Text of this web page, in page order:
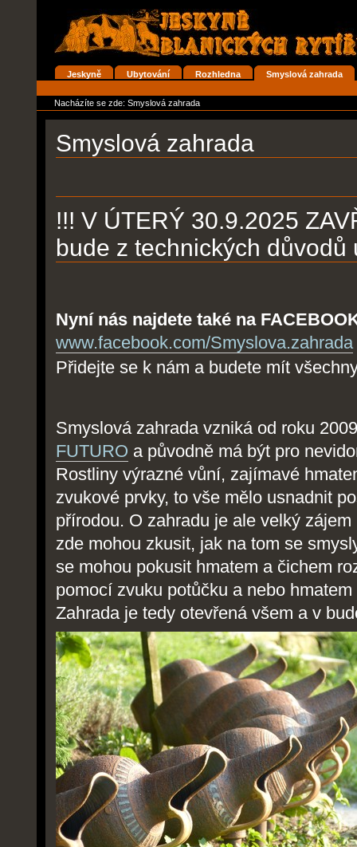
navigaci
Oddíly Jeskyně Ubytování Rozhledna
Smyslová zahrada
nástroje
Nacházíte se zde: Smyslová zahrada
Smyslová zahrada
!!! V ÚTERÝ 30.9.2025
bude z technických důvodů
Nyní nás najdete také na
www.facebook.com/Smyslova.zahrada
Přidejte se k nám a budete mít
Smyslová zahrada vzniká od roku
FUTURO a původně má být pro
Rostliny výrazné vůní, zajímavé
zvukové prvky, to vše mělo usnadnit
přírodou. O zahradu je ale velký
zde mohou zkusit, jak na tom se
se mohou pokusit hmatem a čichem
pomocí zvuku potůčku a nebo
Zahrada je tedy otevřená všem a v